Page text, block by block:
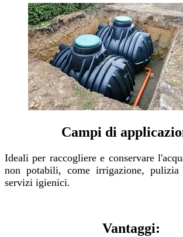
Campi di
Ideali per raccogliere e conservare
non potabili, come irrigazione,
servizi igienici.
Vantaggi: